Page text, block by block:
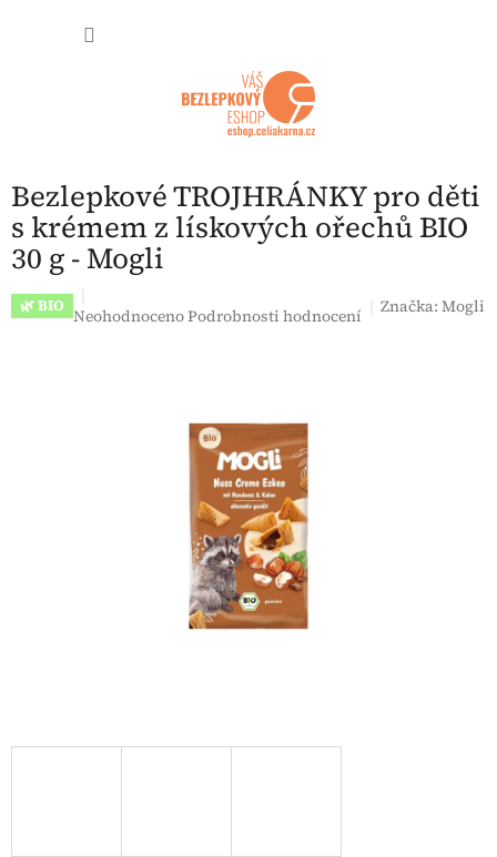
Bezlepkové TROJHRÁNKY pro děti
s krémem z lískových ořechů BIO
30 g - Mogli
🌿 BIO Průměrné hodnocení produktu je 0,0 z 5 hvězdiček.
NeohodnocenoPodrobnosti hodnocení Značka:Mogli